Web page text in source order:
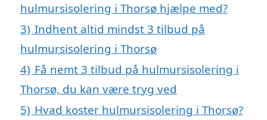
hulmursisolering i Thorsø hjælpe med?
3) Indhent altid mindst 3 tilbud på
hulmursisolering i Thorsø
4) Få nemt 3 tilbud på hulmursisolering i
Thorsø, du kan være tryg ved
5) Hvad koster hulmursisolering i Thorsø?